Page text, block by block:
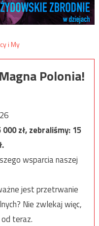
Polonia!
000zł, zebraliśmy:15
wsparcia naszej
jest przetrwanie
Nie zwlekaj więc,
teraz.